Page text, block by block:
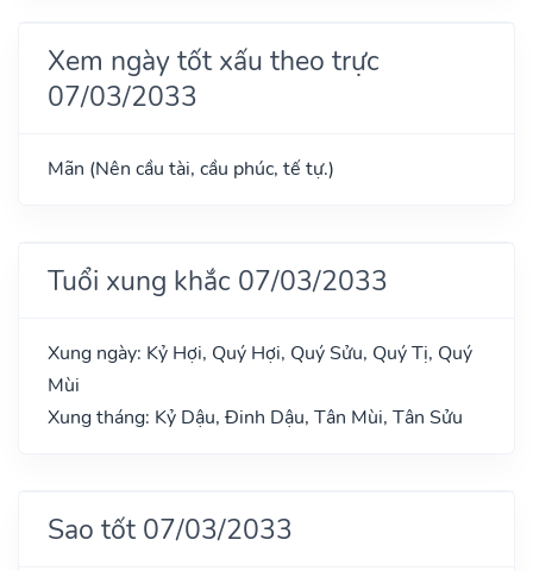
Xem ngày tốt xấu theo trực
07/03/2033
Mãn (Nên cầu tài, cầu phúc, tế tự.)
Tuổi xung khắc 07/03/2033
Xung ngày: Kỷ Hợi, Quý Hợi, Quý Sửu, Quý Tị, Quý
Mùi
Xung tháng: Kỷ Dậu, Đinh Dậu, Tân Mùi, Tân Sửu
Sao tốt 07/03/2033